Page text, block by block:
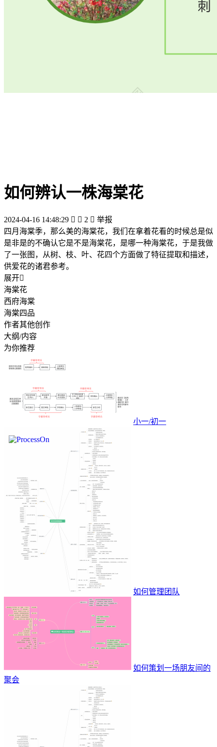
如何辨认一株海棠花
2024-04-16 14:48:29   2  举报
四月海棠季，那么美的海棠花，我们在拿着花看的时候总是似
是非是的不确认它是不是海棠花，是哪一种海棠花，于是我做
了一张图，从树、枝、叶、花四个方面做了特征提取和描述，
供爱花的诸君参考。
展开
海棠花
西府海棠
海棠四品
作者其他创作
大纲/内容
为你推荐
小一/初一
如何管理团队
如何策划一场朋友间的
聚会